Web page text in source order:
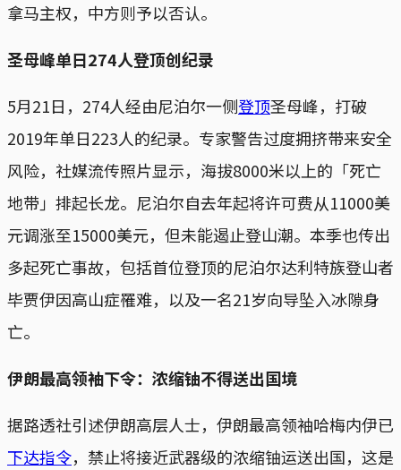
拿马主权，中方则予以否认。
圣母峰单日274人登顶创纪录
5月21日，274人经由尼泊尔一侧登顶圣母峰，打破
2019年单日223人的纪录。专家警告过度拥挤带来安全
风险，社媒流传照片显示，海拔8000米以上的「死亡
地带」排起长龙。尼泊尔自去年起将许可费从11000美
元调涨至15000美元，但未能遏止登山潮。本季也传出
多起死亡事故，包括首位登顶的尼泊尔达利特族登山者
毕贾伊因高山症罹难，以及一名21岁向导坠入冰隙身
亡。
伊朗最高领袖下令：浓缩铀不得送出国境
据路透社引述伊朗高层人士，伊朗最高领袖哈梅内伊已
下达指令，禁止将接近武器级的浓缩铀运送出国，这是